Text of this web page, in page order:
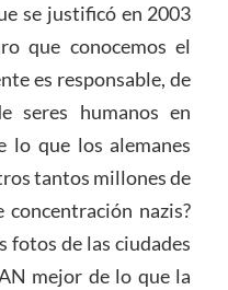
se justificó en 2003
que conocemos el
es responsable, de
seres humanos en
lo que los alemanes
tantos millones de
nazis?
fotos de las ciudades
mejor de lo que la